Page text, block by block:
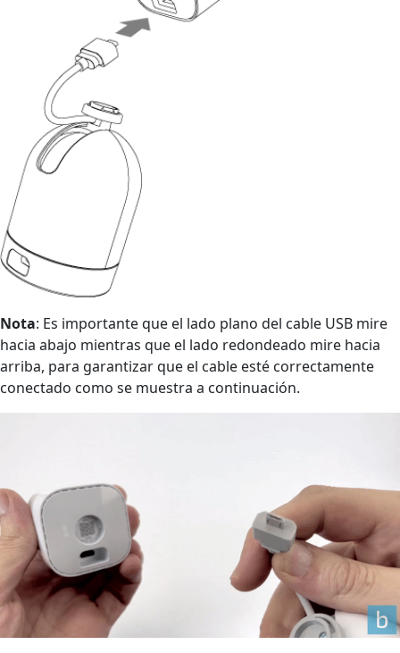
Nota: Es importante que el lado plano del cable USB mire
hacia abajo mientras que el lado redondeado mire hacia
arriba, para garantizar que el cable esté correctamente
conectado como se muestra a continuación.